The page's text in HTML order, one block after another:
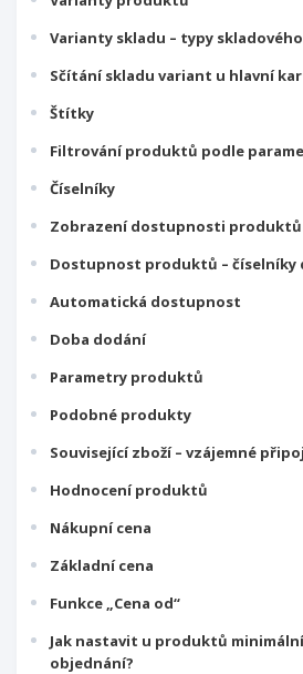
Varianty skladu – typy
Sčítání skladu variant u hlavní
Štítky
Filtrování produktů podle
Číselníky
Zobrazení dostupnosti produktů
Dostupnost produktů –
Automatická dostupnost
Doba dodání
Parametry produktů
Podobné produkty
Související zboží – vzájemné
Hodnocení produktů
Nákupní cena
Základní cena
Funkce „Cena od“
Jak nastavit u produktů
objednání?